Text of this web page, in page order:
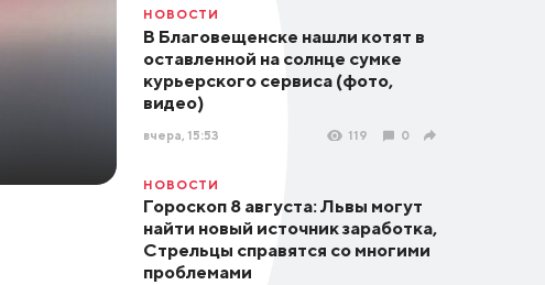
НОВОСТИ
В Благовещенске нашли котят в
оставленной на солнце сумке
курьерского сервиса (фото,
видео)
вчера, 15:53 119 0
НОВОСТИ
Гороскоп 8 августа: Львы могут
найти новый источник заработка,
Стрельцы справятся со многими
проблемами